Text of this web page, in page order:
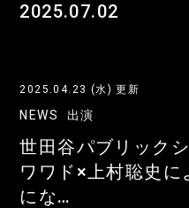
2025.07.02
2025.04.23 (水) 更新
NEWS 出演
世田谷パブリック
ワワド×上村聡史に
にな…